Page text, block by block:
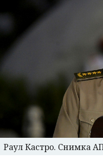
Раул Кастро. Снимка